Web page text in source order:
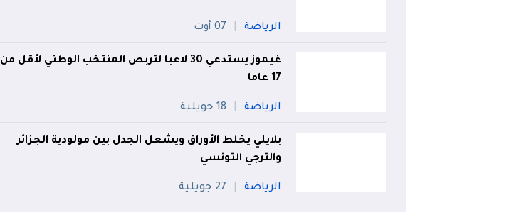
الرياضة 07 أوت
غيموز يستدعي 30 لاعبا لتربص المنتخب الوطني لأقل من
17 عاما
الرياضة 18 جويلية
بلايلي يخلط الأوراق ويشعل الجدل بين مولودية الجزائر
والترجي التونسي
الرياضة 27 جويلية